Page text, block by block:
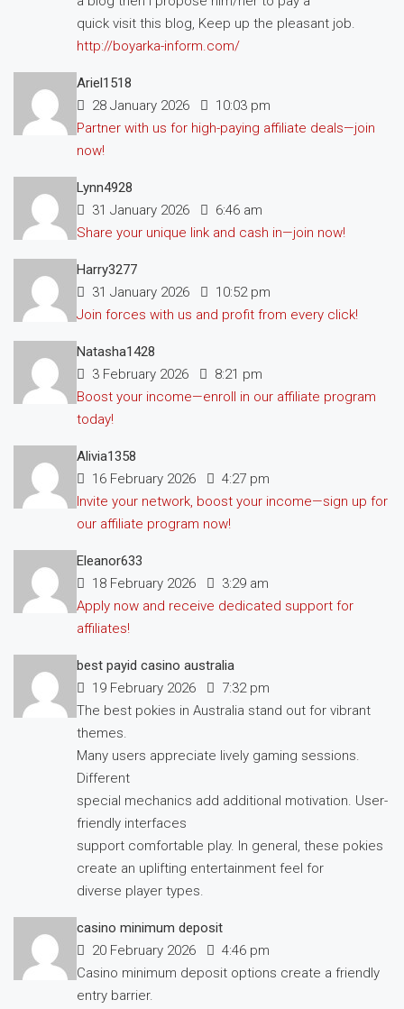
quick visit this blog, Keep up the pleasant job.
http://boyarka-inform.com/
Ariel1518
28 January 2026
10:03 pm
Partner with us for high-paying affiliate deals—join
now!
Lynn4928
31 January 2026
6:46 am
Share your unique link and cash in—join now!
Harry3277
31 January 2026
10:52 pm
Join forces with us and profit from every click!
Natasha1428
3 February 2026
8:21 pm
Boost your income—enroll in our affiliate program
today!
Alivia1358
16 February 2026
4:27 pm
Invite your network, boost your income—sign up for
our affiliate program now!
Eleanor633
18 February 2026
3:29 am
Apply now and receive dedicated support for
affiliates!
best payid casino australia
19 February 2026
7:32 pm
The best pokies in Australia stand out for vibrant
themes.
Many users appreciate lively gaming sessions.
Different
special mechanics add additional motivation. User-
friendly interfaces
support comfortable play. In general, these pokies
create an uplifting entertainment feel for
diverse player types.
casino minimum deposit
20 February 2026
4:46 pm
Casino minimum deposit options create a friendly
entry barrier.